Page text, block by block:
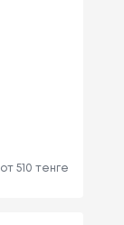
от 510 тенге